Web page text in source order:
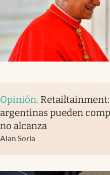
Opinión.
argentinas pueden
no alcanza
Alan Soria